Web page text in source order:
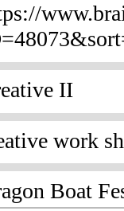
II
work
Boat